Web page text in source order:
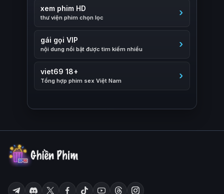
xem phim HD
thư viện phim chọn lọc
gái gọi VIP
nội dung nổi bật được tìm kiếm nhiều
viet69 18+
Tổng hợp phim sex Việt Nam